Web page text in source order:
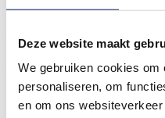
Deze website maakt
We gebruiken cookies
personaliseren, om
en om ons
trombosedienst, dient u
trombosedienst binnen uw
Voor de operatie wordt het
in overleg met de